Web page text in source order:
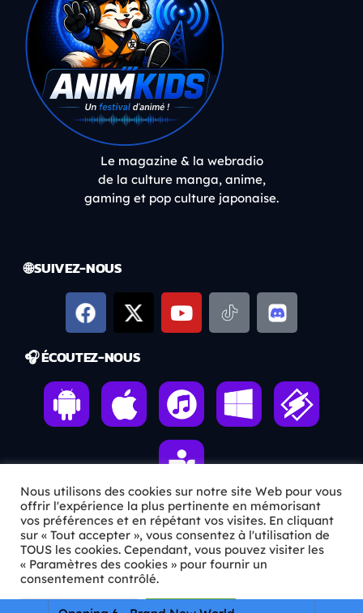
Le magazine & la webradio
de la culture manga, anime,
gaming et pop culture japonaise.
🌐 SUIVEZ-NOUS
🎧 ÉCOUTEZ-NOUS
ℹ️ INFOS PRATIQUES
✉️Contact
🦊Qui sommes-nous ?
Nous utilisons des cookies sur notre site Web pour vous
offrir l'expérience la plus pertinente en mémorisant
vos préférences et en répétant vos visites. En cliquant
sur « Tout accepter », vous consentez à l'utilisation de
TOUS les cookies. Cependant, vous pouvez visiter les
« Paramètres des cookies » pour fournir un
consentement contrôlé.